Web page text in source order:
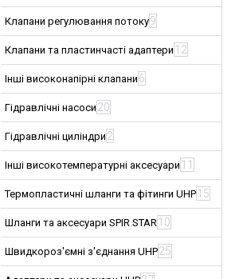
Клапани регулювання потоку9
Клапани та пластинчасті адаптери 12
Інші високонапірні клапани 6
Гідравлічні насоси 20
Гідравлічні циліндри 2
Інші високотемпературні аксесуари 11
Термопластичні шланги та фітинги UHP 15
Шланги та аксесуари SPIR STAR 10
Швидкороз'ємні з'єднання UHP25